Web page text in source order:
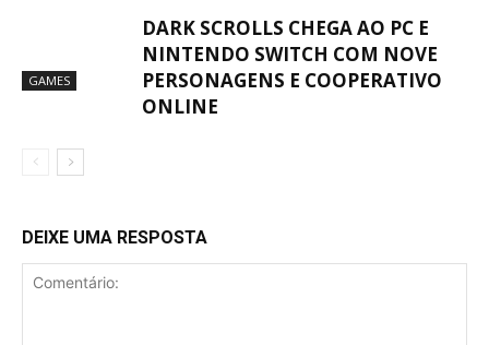
GAMES
DARK SCROLLS CHEGA AO PC E
NINTENDO SWITCH COM NOVE
PERSONAGENS E COOPERATIVO
ONLINE
DEIXE UMA RESPOSTA